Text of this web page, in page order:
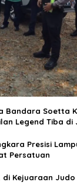
Bandara Soetta
Legend Tiba
Presisi
Persatuan
Kejuaraan Judo